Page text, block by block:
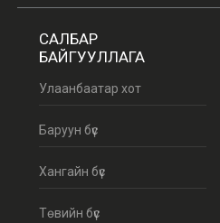
САЛБАР
БАЙГУУЛЛАГА
Улаанбаатар хот
Баруун бүс
Хангайн бүс
Төвийн бүс